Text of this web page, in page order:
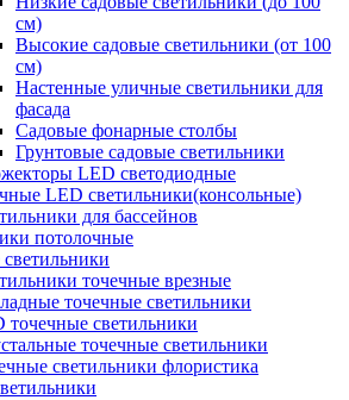
см)
Высокие садовые светильники (от 100
см)
Настенные уличные светильники для
фасада
Садовые фонарные столбы
Грунтовые садовые светильники
LED светодиодные
LED светильники(консольные)
для бассейнов
потолочные
точечные врезные
точечные светильники
точечные светильники
точечные светильники
светильники флористика